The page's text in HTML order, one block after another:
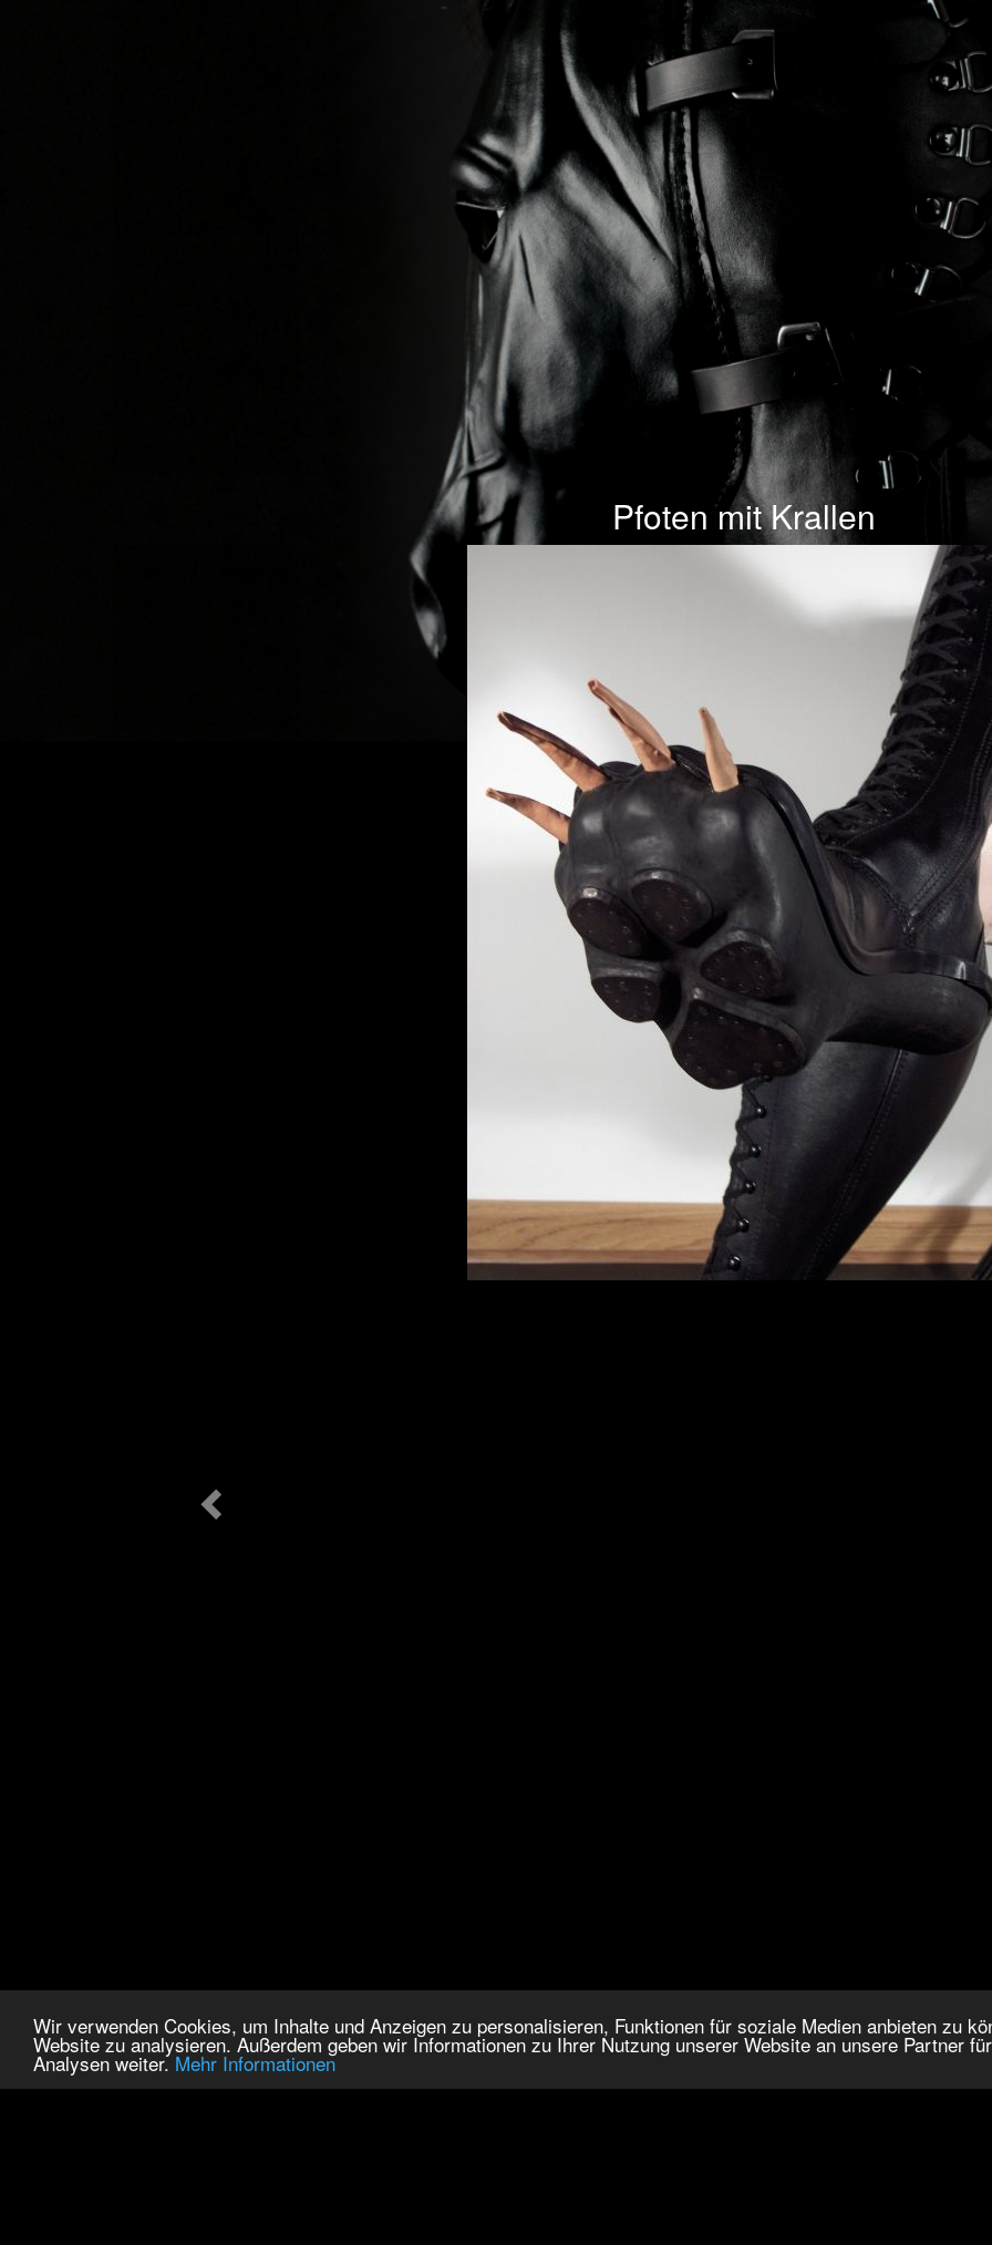
Wir verwenden Cookies, um Inhalte und Anzeigen zu personalisieren, Funktionen für soziale Medien anbieten zu
Website zu analysieren. Außerdem geben wir Informationen zu Ihrer Nutzung unserer Website an unsere Partner
Analysen weiter. Mehr Informationen
Pfoten mit Krallen